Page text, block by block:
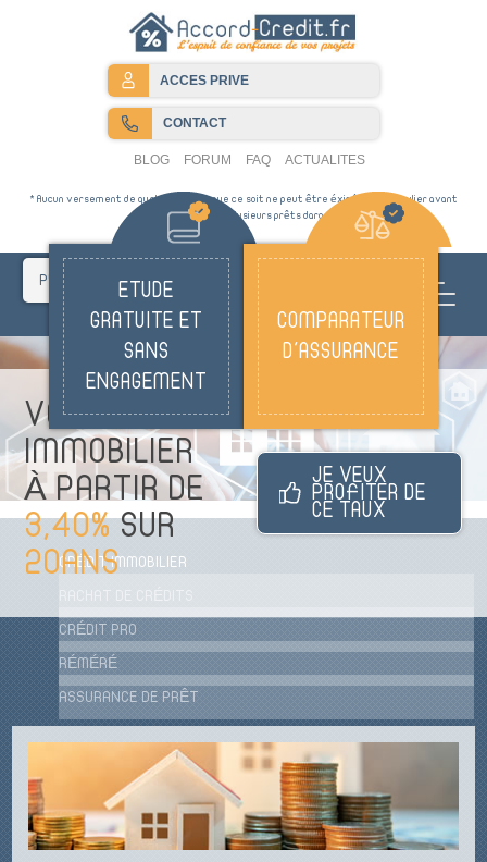
ACCES PRIVE
CONTACT
BLOG FORUM FAQ ACTUALITES
* Aucun versement de quelque nature que ce soit ne peut être éxigé dun particulier avant
lobtention dun ou plusieurs prêts dargent
PYRÉNNÉES ORIENTALES
VOTRE CRÉDIT
IMMOBILIER
À PARTIR DE
3,40%SUR
20ANS
JE VEUX
PROFITER DE
CE TAUX
ETUDE
GRATUITE ET
SANS
ENGAGEMENT
COMPARATEUR
D'ASSURANCE
CRÉDIT IMMOBILIER
CRÉDIT PRO
RÉMÉRÉ
ASSURANCE DE PRÊT